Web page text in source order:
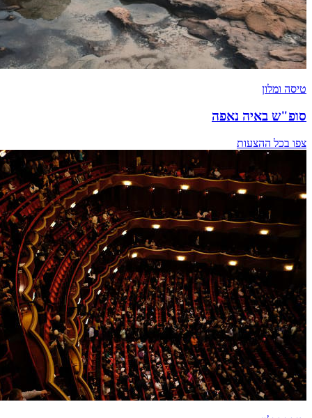
טיסה ומלון
סופ"ש באיה נאפה
צפו בכל ההצעות